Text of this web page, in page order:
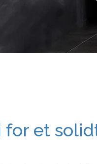
for et